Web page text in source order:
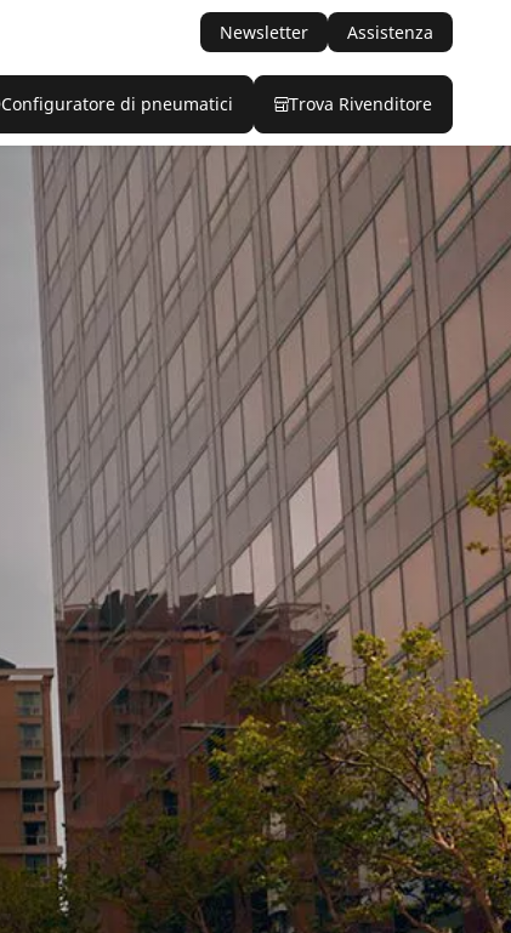
Newsletter Assistenza
Configuratore di pneumatici Trova Rivenditore